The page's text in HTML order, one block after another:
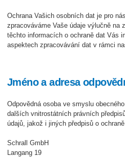
Ochrana Vašich osobních dat je pro
zpracováváme Vaše údaje výlučně na
těchto informacích o ochraně dat Vás
aspektech zpracovávání dat v rámci
Jméno a adresa
Odpovědná osoba ve smyslu
dalších vnitrostátních právních
údajů, jakož i jiných předpisů o
Schrall GmbH
Langang 19